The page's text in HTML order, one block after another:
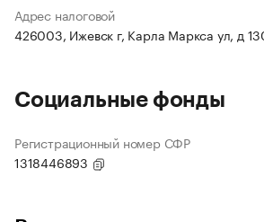
Адрес налоговой
426003, Ижевск г, Карла Маркса ул, д
Социальные фонды
Регистрационный номер СФР
1318446893